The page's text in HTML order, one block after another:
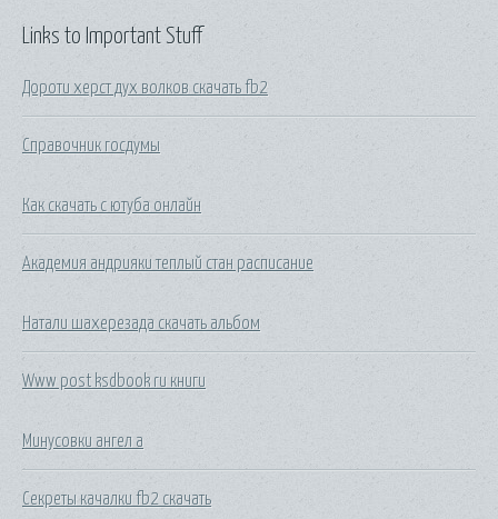
Links to Important Stuff
Дороти херст дух волков скачать fb2
Справочник госдумы
Как скачать с ютуба онлайн
Академия андрияки теплый стан расписание
Натали шахерезада скачать альбом
Www post ksdbook ru книги
Минусовки ангел а
Секреты качалки fb2 скачать